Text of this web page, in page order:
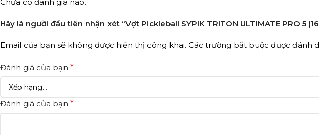
Chưa có đánh giá nào.
Hãy là người đầu tiên nhận xét “Vợt Pickleball SYPIK TRITON ULTIMATE PRO 5
Email của bạn sẽ không được hiển thị công khai. Các trường bắt buộc được đánh
Đánh giá của bạn *
Đánh giá của bạn *